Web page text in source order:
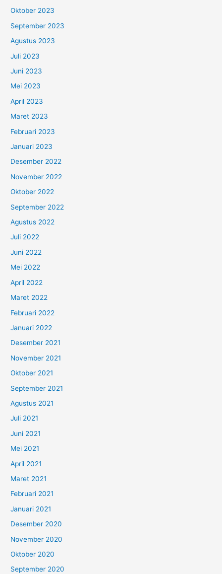
Oktober 2023
September 2023
Agustus 2023
Juli 2023
Juni 2023
Mei 2023
April 2023
Maret 2023
Februari 2023
Januari 2023
Desember 2022
November 2022
Oktober 2022
September 2022
Agustus 2022
Juli 2022
Juni 2022
Mei 2022
April 2022
Maret 2022
Februari 2022
Januari 2022
Desember 2021
November 2021
Oktober 2021
September 2021
Agustus 2021
Juli 2021
Juni 2021
Mei 2021
April 2021
Maret 2021
Februari 2021
Januari 2021
Desember 2020
November 2020
Oktober 2020
September 2020